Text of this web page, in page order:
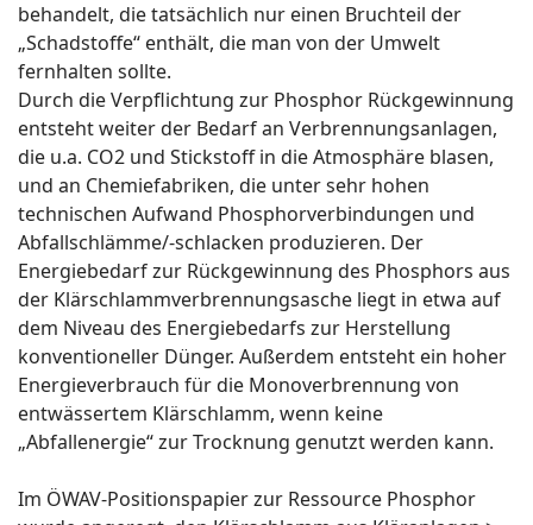
behandelt, die tatsächlich nur einen Bruchteil der
„Schadstoffe“ enthält, die man von der Umwelt
fernhalten sollte.
Durch die Verpflichtung zur Phosphor Rückgewinnung
entsteht weiter der Bedarf an Verbrennungsanlagen,
die u.a. CO2 und Stickstoff in die Atmosphäre blasen,
und an Chemiefabriken, die unter sehr hohen
technischen Aufwand Phosphorverbindungen und
Abfallschlämme/-schlacken produzieren. Der
Energiebedarf zur Rückgewinnung des Phosphors aus
der Klärschlammverbrennungsasche liegt in etwa auf
dem Niveau des Energiebedarfs zur Herstellung
konventioneller Dünger. Außerdem entsteht ein hoher
Energieverbrauch für die Monoverbrennung von
entwässertem Klärschlamm, wenn keine
„Abfallenergie“ zur Trocknung genutzt werden kann.
Im ÖWAV-Positionspapier zur Ressource Phosphor